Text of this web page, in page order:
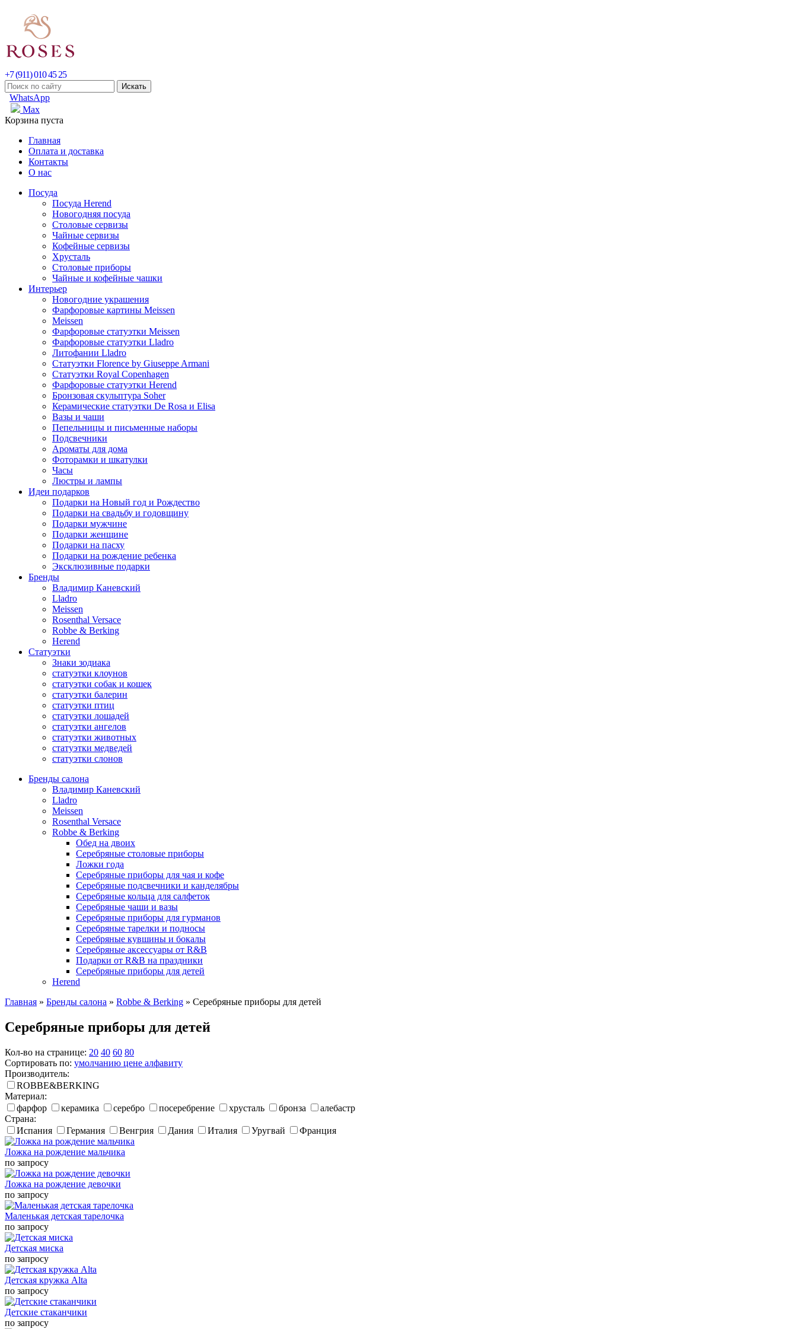
+7 (911) 010 45 25
WhatsApp
Max
Корзина пуста
Главная
Оплата и доставка
Контакты
О нас
Посуда
Посуда Herend
Новогодняя посуда
Столовые сервизы
Чайные сервизы
Кофейные сервизы
Хрусталь
Столовые приборы
Чайные и кофейные чашки
Интерьер
Новогодние украшения
Фарфоровые картины Meissen
Meissen
Фарфоровые статуэтки Meissen
Фарфоровые статуэтки Lladro
Литофании Lladro
Статуэтки Florence by Giuseppe Armani
Статуэтки Royal Copenhagen
Фарфоровые статуэтки Herend
Бронзовая скульптура Soher
Керамические статуэтки De Rosa и Elisa
Вазы и чаши
Пепельницы и письменные наборы
Подсвечники
Ароматы для дома
Фоторамки и шкатулки
Часы
Люстры и лампы
Идеи подарков
Подарки на Новый год и Рождество
Подарки на свадьбу и годовщину
Подарки мужчине
Подарки женщине
Подарки на пасху
Подарки на рождение ребенка
Эксклюзивные подарки
Бренды
Владимир Каневский
Lladro
Meissen
Rosenthal Versace
Robbe & Berking
Herend
Статуэтки
Знаки зодиака
статуэтки клоунов
статуэтки собак и кошек
статуэтки балерин
статуэтки птиц
статуэтки лошадей
статуэтки ангелов
статуэтки животных
статуэтки медведей
статуэтки слонов
Бренды салона
Владимир Каневский
Lladro
Meissen
Rosenthal Versace
Robbe & Berking
Обед на двоих
Серебряные столовые приборы
Ложки года
Серебряные приборы для чая и кофе
Серебряные подсвечники и канделябры
Серебряные кольца для салфеток
Серебряные чаши и вазы
Серебряные приборы для гурманов
Серебряные тарелки и подносы
Серебряные кувшины и бокалы
Серебряные аксессуары от R&B
Подарки от R&B на праздники
Серебряные приборы для детей
Herend
Главная » Бренды салона » Robbe & Berking » Серебряные приборы для детей
Серебряные приборы для детей
Кол-во на странице: 20 40 60 80
Сортировать по: умолчанию цене алфавиту
Производитель:
ROBBE&BERKING
Материал:
фарфор
керамика серебро посеребрение хрусталь бронза
алебастр
Страна:
Испания
Германия Венгрия Дания Италия Уругвай Франция
Ложка на рождение мальчика
по запросу
Ложка на рождение девочки
по запросу
Маленькая детская тарелочка
по запросу
Детская миска
по запросу
Детская кружка Alta
по запросу
Детские стаканчики
по запросу